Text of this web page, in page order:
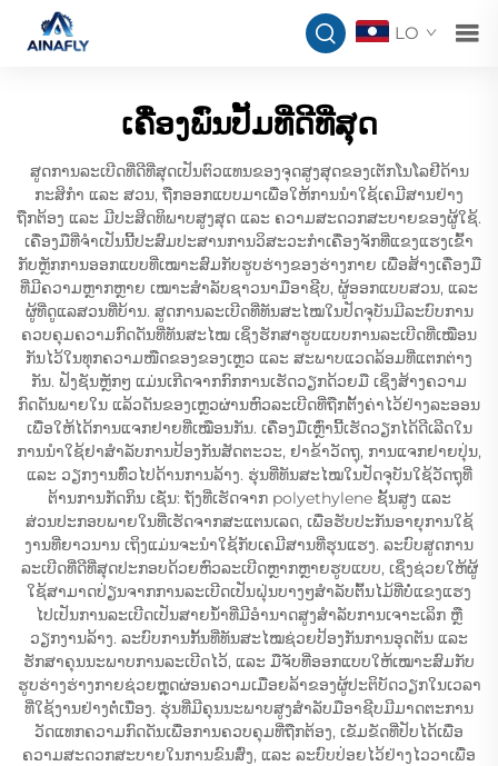
LO
ເຄື່ອງພົ່ນປັ້ມທີ່ດີທີ່ສຸດ
ສູດການລະເບີດທີ່ດີທີ່ສຸດເປັນຕົວແທນຂອງຈຸດສູງສຸດຂອງເຕັກໂນໂລຢີດ້ານ
ກະສິກຳ ແລະ ສວນ, ຖືກອອກແບບມາເພື່ອໃຫ້ການນຳໃຊ້ເຄມີສານຢ່າງ
ຖືກຕ້ອງ ແລະ ມີປະສິດທິພາບສູງສຸດ ແລະ ຄວາມສະດວກສະບາຍຂອງຜູ້ໃຊ້.
ເຄື່ອງມືທີ່ຈຳເປັນນີ້ປະສົມປະສານການວິສະວະກຳເຄື່ອງຈັກທີ່ແຂງແຮງເຂົ້າ
ກັບຫຼັກການອອກແບບທີ່ເໝາະສົມກັບຮູບຮ່າງຂອງຮ່າງກາຍ ເພື່ອສ້າງເຄື່ອງມື
ທີ່ມີຄວາມຫຼາກຫຼາຍ ເໝາະສຳລັບຊາວນາມືອາຊີບ, ຜູ້ອອກແບບສວນ, ແລະ
ຜູ້ທີ່ດູແລສວນທີ່ບ້ານ. ສູດການລະເບີດທີ່ທັນສະໄໝໃນປັດຈຸບັນມີລະບົບການ
ຄວບຄຸມຄວາມກົດດັນທີ່ທັນສະໄໝ ເຊິ່ງຮັກສາຮູບແບບການລະເບີດທີ່ເໝືອນ
ກັນໄວ້ໃນທຸກຄວາມໜືດຂອງຂອງເຫຼວ ແລະ ສະພາບແວດລ້ອມທີ່ແຕກຕ່າງ
ກັນ. ຟັງຊັນຫຼັກໆ ແມ່ນເກີດຈາກກົກການເຮັດວຽກດ້ວຍມື ເຊິ່ງສ້າງຄວາມ
ກົດດັນພາຍໃນ ແລ້ວດັນຂອງເຫຼວຜ່ານຫົວລະເບີດທີ່ຖືກຕັ້ງຄ່າໄວ້ຢ່າງລະອອນ
ເພື່ອໃຫ້ໄດ້ການແຈກຢາຍທີ່ເໝືອນກັນ. ເຄື່ອງມືເຫຼົ່ານີ້ເຮັດວຽກໄດ້ດີເລີດໃນ
ການນຳໃຊ້ຢາສຳລັບການປ້ອງກັນສັດຕະວະ, ຢາຂ້າວັດຖຸ, ການແຈກຢາຍປຸ່ນ,
ແລະ ວຽກງານທົ່ວໄປດ້ານການລ້າງ. ຮຸ່ນທີ່ທັນສະໄໝໃນປັດຈຸບັນໃຊ້ວັດຖຸທີ່
ຕ້ານການກັດກິນ ເຊັ່ນ: ຖັງທີ່ເຮັດຈາກ polyethylene ຊັ້ນສູງ ແລະ
ສ່ວນປະກອບພາຍໃນທີ່ເຮັດຈາກສະແຕນເລດ, ເພື່ອຮັບປະກັນອາຍຸການໃຊ້
ງານທີ່ຍາວນານ ເຖິງແມ່ນຈະນຳໃຊ້ກັບເຄມີສານທີ່ຮຸນແຮງ. ລະບົບສູດການ
ລະເບີດທີ່ດີທີ່ສຸດປະກອບດ້ວຍຫົວລະເບີດຫຼາກຫຼາຍຮູບແບບ, ເຊິ່ງຊ່ວຍໃຫ້ຜູ້
ໃຊ້ສາມາດປ່ຽນຈາກການລະເບີດເປັນຝຸ່ນບາງໆສຳລັບຕົ້ນໄມ້ທີ່ບໍ່ແຂງແຮງ
ໄປເປັນການລະເບີດເປັນສາຍນ້ຳທີ່ມີອຳນາດສູງສຳລັບການເຈາະເລິກ ຫຼື
ວຽກງານລ້າງ. ລະບົບການກັ້ນທີ່ທັນສະໄໝຊ່ວຍປ້ອງກັນການອຸດຕັນ ແລະ
ຮັກສາຄຸນນະພາບການລະເບີດໄວ້, ແລະ ມືຈັບທີ່ອອກແບບໃຫ້ເໝາະສົມກັບ
ຮູບຮ່າງຮ່າງກາຍຊ່ວຍຫຼຸດຜ່ອນຄວາມເມື່ອຍລ້າຂອງຜູ້ປະຕິບັດວຽກໃນເວລາ
ທີ່ໃຊ້ງານຢ່າງຕໍ່ເນື່ອງ. ຮຸ່ນທີ່ມີຄຸນນະພາບສູງສຳລັບມືອາຊີບມີມາດຕະການ
ວັດແທກຄວາມກົດດັນເພື່ອການຄວບຄຸມທີ່ຖືກຕ້ອງ, ເຂັມຂັດທີ່ປັບໄດ້ເພື່ອ
ຄວາມສະດວກສະບາຍໃນການຂົນສົ່ງ, ແລະ ລະບົບປ່ອຍໄວ້ຢ່າງໄວວາເພື່ອ